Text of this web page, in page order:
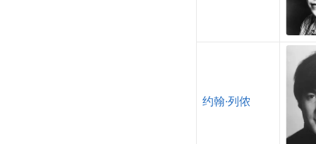
约翰·列侬